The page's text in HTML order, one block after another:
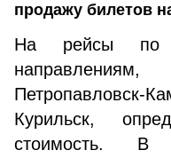
продажу билетов
На рейсы по
Курильск,
стоимость.